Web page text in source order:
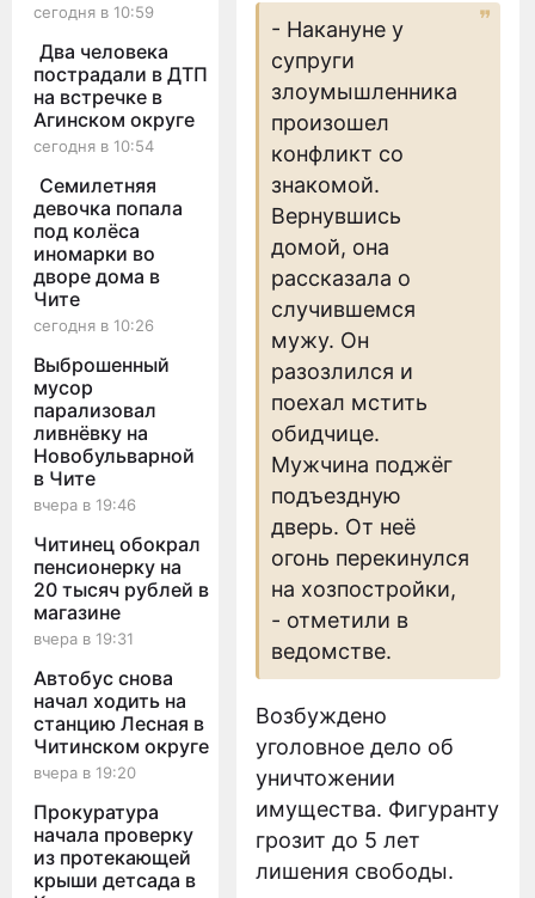
сегодня в 10:59
Два человека
пострадали в ДТП
на встречке в
Агинском округе
сегодня в 10:54
Семилетняя
девочка попала
под колёса
иномарки во
дворе дома в
Чите
сегодня в 10:26
Выброшенный
мусор
парализовал
ливнёвку на
Новобульварной
в Чите
вчера в 19:46
Читинец обокрал
пенсионерку на
20 тысяч рублей в
магазине
вчера в 19:31
Автобус снова
начал ходить на
станцию Лесная в
Читинском округе
вчера в 19:20
Прокуратура
начала проверку
из протекающей
крыши детсада в
- Накануне у
супруги
злоумышленника
произошел
конфликт со
знакомой.
Вернувшись
домой, она
рассказала о
случившемся
мужу. Он
разозлился и
поехал мстить
обидчице.
Мужчина поджёг
подъездную
дверь. От неё
огонь перекинулся
на хозпостройки,
- отметили в
ведомстве.
Возбуждено
уголовное дело об
уничтожении
имущества. Фигуранту
грозит до 5 лет
лишения свободы.